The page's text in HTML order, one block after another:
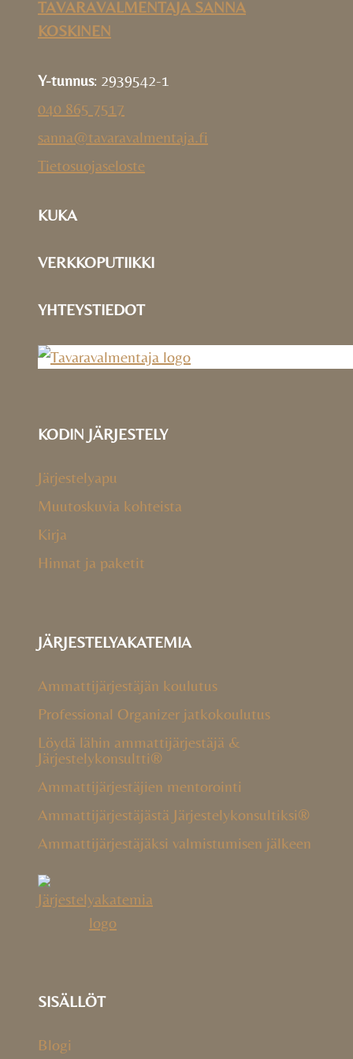
TAVARAVALMENTAJA SANNA
KOSKINEN
Y-tunnus: 2939542-1
040 865 7517
sanna@tavaravalmentaja.fi
Tietosuojaseloste
KUKA
VERKKOPUTIIKKI
YHTEYSTIEDOT
KODIN JÄRJESTELY
Järjestelyapu
Muutoskuvia kohteista
Kirja
Hinnat ja paketit
JÄRJESTELYAKATEMIA
Ammattijärjestäjän koulutus
Professional Organizer jatkokoulutus
Löydä lähin ammattijärjestäjä &
Järjestelykonsultti®
Ammattijärjestäjien mentorointi
Ammattijärjestäjästä Järjestelykonsultiksi®
Ammattijärjestäjäksi valmistumisen jälkeen
SISÄLLÖT
Blogi